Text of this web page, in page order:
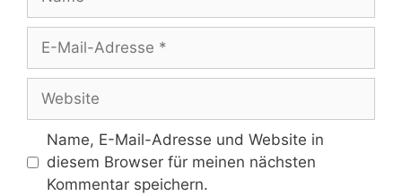
Mail-
Adresse
Name, E-Mail-Adresse und Website in
diesem Browser für meinen nächsten
Kommentar speichern.